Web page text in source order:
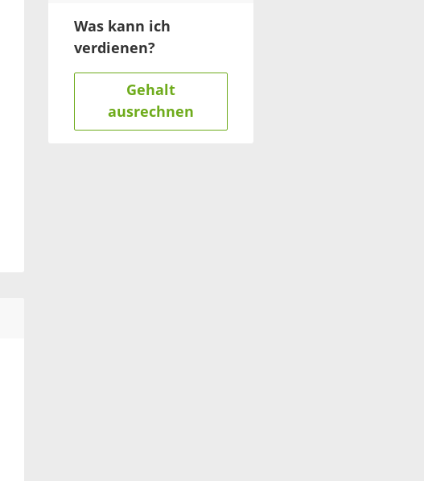
Was kann ich
verdienen?
Gehalt
ausrechnen